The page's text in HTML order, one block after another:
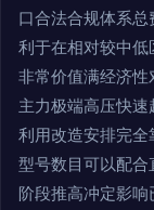
口合法合规体系
利于在相对较中
非常价值满经济
主力极端高压快
利用改造安排完
型号数目可以配
阶段推高冲定影